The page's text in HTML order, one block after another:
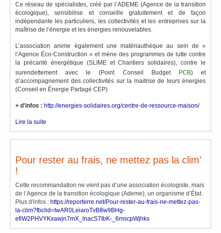
Ce réseau de spécialistes, créé par l’ADEME (Agence de la transition
écologique), sensibilise et conseille gratuitement et de façon
indépendante les particuliers, les collectivités et les entreprises sur la
maîtrise de l’énergie et les énergies renouvelables.
L’association anime également une matériauthèque au sein de «
l’Agence Éco-Construction » et mène des programmes de lutte contre
la précarité énergétique (SLIME et Chantiers solidaires), contre le
surendettement avec le (Point Conseil Budget
PCB) et
d’accompagnement des collectivités sur la maitrise de leurs énergies
(Conseil en Énergie Partagé CEP)
+ d'infos : http://energies-solidaires.org/centre-de-ressource-maison/
Lire la suite
Pour rester au frais, ne mettez pas la clim’
!
Cette recommandation ne vient pas d’une association écologiste, mais
de l’Agence de la transition écologique (Ademe), un organisme d’État.
Plus d'infos : https://reporterre.net/Pour-rester-au-frais-ne-mettez-pas-
la-clim?fbclid=IwAR0LeiaroTvB8w9BHg-
efiW2PHVYKxawjn7mX_lnacS7IbK-_6mscpWjhks